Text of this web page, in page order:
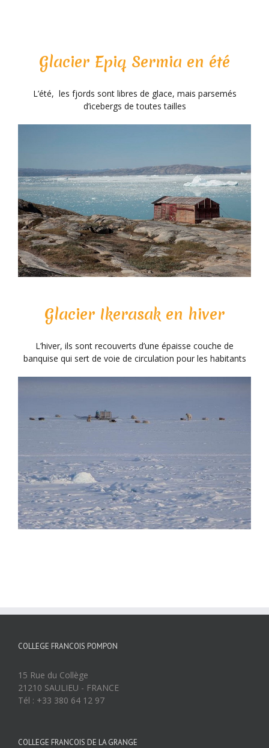
Glacier Epiq Sermia en été
L’été, les fjords sont libres de glace, mais parsemés
d’icebergs de toutes tailles
Glacier Ikerasak en hiver
L’hiver, ils sont recouverts d’une épaisse couche de
banquise qui sert de voie de circulation pour les habitants
COLLEGE FRANCOIS POMPON
15 Rue du Collège
21210 SAULIEU - FRANCE
Tél : +33 380 64 12 97
COLLEGE FRANCOIS DE LA GRANGE